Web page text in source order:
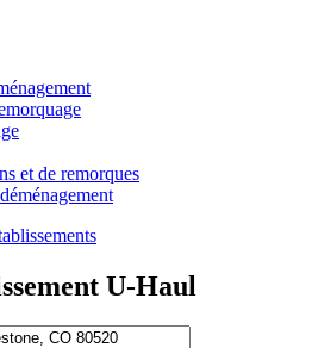
et de remorques
U-Haul